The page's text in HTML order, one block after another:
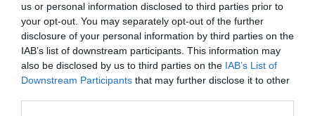
us or personal information disclosed to third parties prior to
your opt-out. You may separately opt-out of the further
disclosure of your personal information by third parties on the
IAB’s list of downstream participants. This information may
also be disclosed by us to third parties on the IAB’s List of
Downstream Participants that may further disclose it to other
ευρύτερη περιοχή Δεν έχουν αφήσει οργανισμό
του Δημοσίου που να μην τον… λεηλατούν οι
διάφορες...
Σύλληψη 18χρονου για τσιγαριλίκι